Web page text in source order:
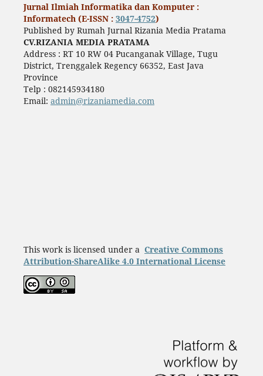
Jurnal Ilmiah Informatika dan Komputer :
Informatech (E-ISSN : 3047-4752)
Published by Rumah Jurnal Rizania Media Pratama
CV.RIZANIA MEDIA PRATAMA
Address : RT 10 RW 04 Pucanganak Village, Tugu
District, Trenggalek Regency 66352, East Java
Province
Telp : 082145934180
Email: admin@rizaniamedia.com
This work is licensed under a Creative Commons
Attribution-ShareAlike 4.0 International License